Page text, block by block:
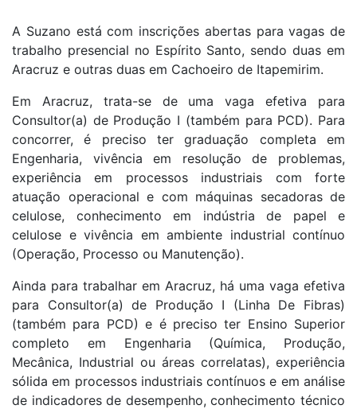
A Suzano está com inscrições abertas para vagas de
trabalho presencial no Espírito Santo, sendo duas em
Aracruz e outras duas em Cachoeiro de Itapemirim.
Em Aracruz, trata-se de uma vaga efetiva para
Consultor(a) de Produção I (também para PCD). Para
concorrer, é preciso ter graduação completa em
Engenharia, vivência em resolução de problemas,
experiência em processos industriais com forte
atuação operacional e com máquinas secadoras de
celulose, conhecimento em indústria de papel e
celulose e vivência em ambiente industrial contínuo
(Operação, Processo ou Manutenção).
Ainda para trabalhar em Aracruz, há uma vaga efetiva
para Consultor(a) de Produção I (Linha De Fibras)
(também para PCD) e é preciso ter Ensino Superior
completo em Engenharia (Química, Produção,
Mecânica, Industrial ou áreas correlatas), experiência
sólida em processos industriais contínuos e em análise
de indicadores de desempenho, conhecimento técnico